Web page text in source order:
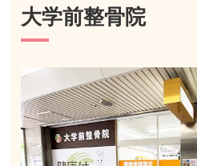
大学前整骨院